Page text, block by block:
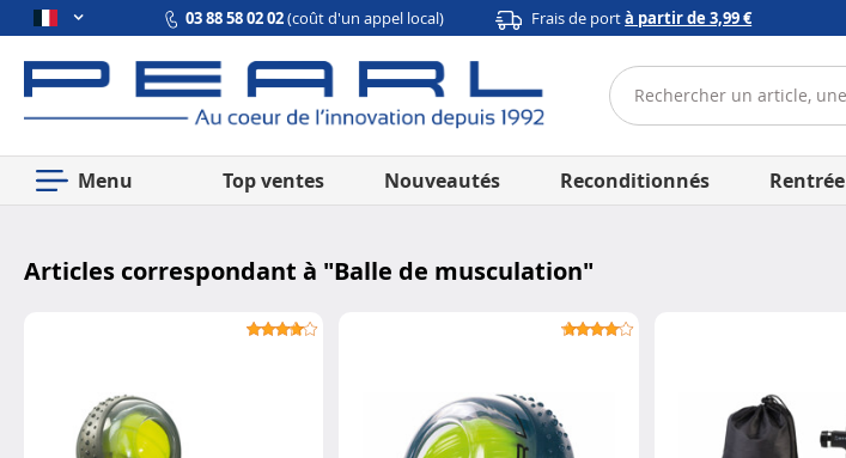
03 88 58 02 02(coût d'un appel local) Frais de portà partir de 3,99 €
Menu Top ventes Nouveautés Reconditionnés Rentrée
Articles correspondant à "Balle de musculation"